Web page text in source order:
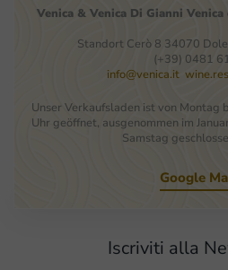
Venica & Venica Di Gianni Venica
Standort Cerò 8 34070
(+39) 0481
info@venica.it
Unser Verkaufsladen ist von Montag
Uhr geöffnet, ausgenommen im
Samstag
Google
Iscriviti alla